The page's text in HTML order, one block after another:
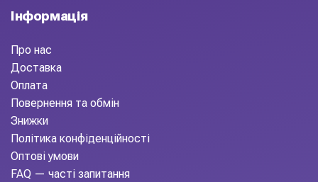
Інформація
Про нас
Доставка
Оплата
Повернення та обмін
Знижки
Політика конфіденційності
Оптові умови
FAQ — часті запитання